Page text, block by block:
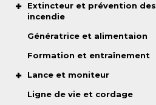
Extincteur et prévention des
incendie
Génératrice et alimentaion
Formation et entraînement
Lance et moniteur
Ligne de vie et cordage